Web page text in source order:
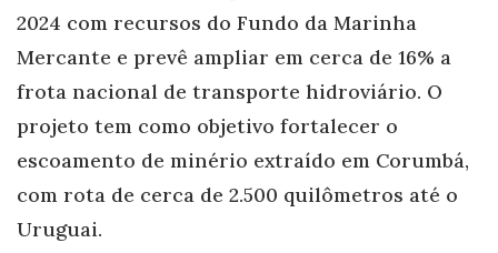
2024 com recursos do Fundo da Marinha
Mercante e prevê ampliar em cerca de 16% a
frota nacional de transporte hidroviário. O
projeto tem como objetivo fortalecer o
escoamento de minério extraído em Corumbá,
com rota de cerca de 2.500 quilômetros até o
Uruguai.